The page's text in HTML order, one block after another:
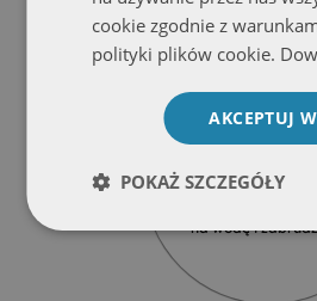
Wodoodporność
na wodę i
cookie zgodnie z
polityki plików cookie.
AKCEPTUJ
POKAŻ SZCZEGÓŁY